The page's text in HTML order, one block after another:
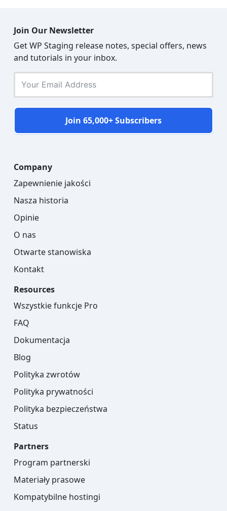
Join Our Newsletter
Get WP Staging release notes, special offers, news
and tutorials in your inbox.
Join 65,000+ Subscribers
Company
Zapewnienie jakości
Nasza historia
Opinie
O nas
Otwarte stanowiska
Kontakt
Resources
Wszystkie funkcje Pro
FAQ
Dokumentacja
Blog
Polityka zwrotów
Polityka prywatności
Polityka bezpieczeństwa
Status
Partners
Program partnerski
Materiały prasowe
Kompatybilne hostingi